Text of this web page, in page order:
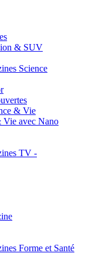
& SUV
Science
& Vie
Vie avec Nano
TV -
Forme et Santé